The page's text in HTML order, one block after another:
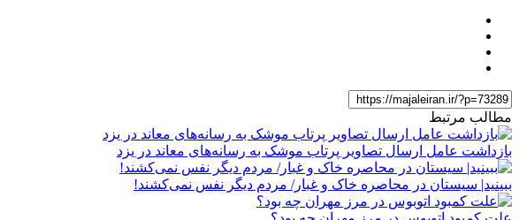
مطالب مرتبط
بازداشت عامل ارسال تصاویر پرتاب موشک به رسانه‌های معاند در یزد
ببینید| سیستان در ‌محاصره خاک و غبار/ مردم دیگر نفس نمی‌کشند!